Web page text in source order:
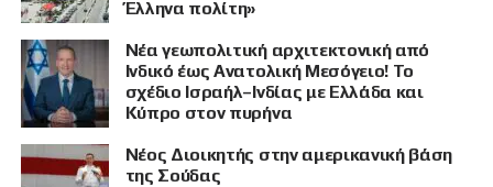
Έλληνα πολίτη»
Νέα γεωπολιτική αρχιτεκτονική από
Ινδικό έως Ανατολική Μεσόγειο! Το
σχέδιο Ισραήλ–Ινδίας με Ελλάδα και
Κύπρο στον πυρήνα
Νέος Διοικητής στην αμερικανική βάση
της Σούδας